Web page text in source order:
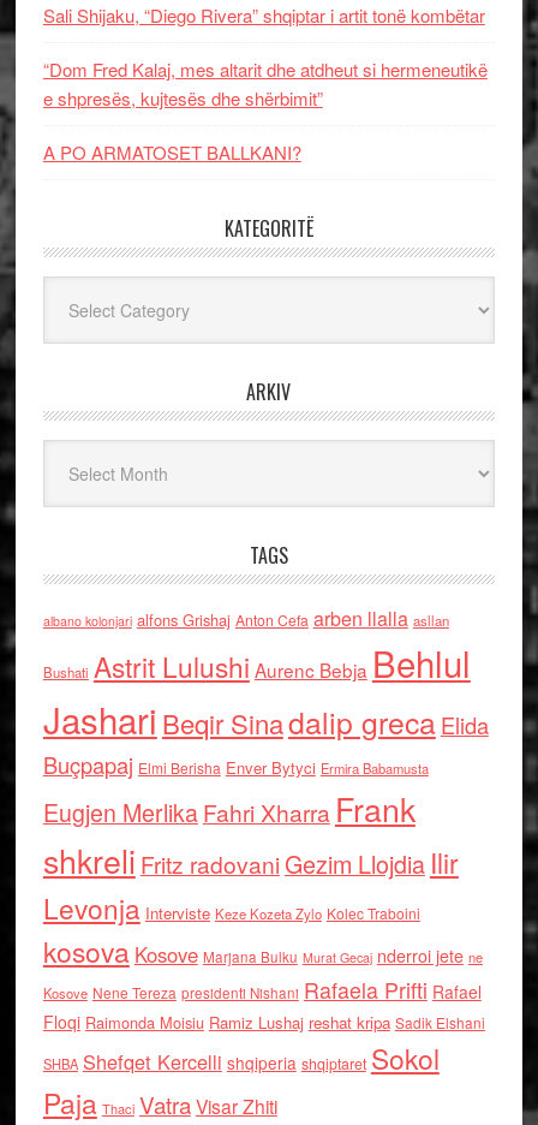
Sali Shijaku, “Diego Rivera” shqiptar i artit tonë kombëtar
“Dom Fred Kalaj, mes altarit dhe atdheut si hermeneutikë
e shpresës, kujtesës dhe shërbimit”
A PO ARMATOSET BALLKANI?
KATEGORITË
ARKIV
TAGS
albano kolonjari alfons Grishaj Anton Cefa arben llalla asllan
Bushati Astrit Lulushi Aurenc Bebja Behlul
Jashari Beqir Sinadalip grecaElida
Buçpapaj Elmi Berisha Enver Bytyci Ermira Babamusta
Eugjen MerlikaFahri Xharra Frank
shkreli Fritz radovaniGezim Llojdia Ilir
Levonja Interviste Keze Kozeta Zylo Kolec Traboini
kosova Kosove Marjana Bulku Murat Gecaj nderroi jete ne
Kosove Nene Tereza presidenti Nishani Rafaela Prifti Rafael
Floqi Raimonda Moisiu Ramiz Lushaj reshat kripa Sadik Elshani
SHBA Shefqet Kercelli shqiperia shqiptaret Sokol
Paja Thaci VatraVisar Zhiti